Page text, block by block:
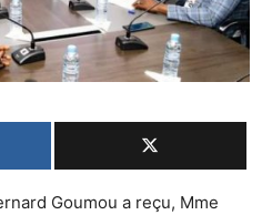
Goumou a reçu, Mme